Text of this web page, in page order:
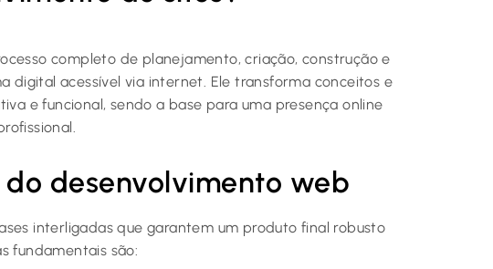
completo de planejamento, criação, construção e
digital acessível via internet. Ele transforma conceitos e
e funcional, sendo a base para uma presença online
desenvolvimento web
interligadas que garantem um produto final robusto
fundamentais são: